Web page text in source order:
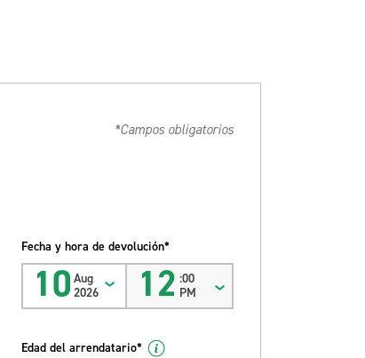
*Campos obligatorios
Fecha y hora de devolución*
10 Aug
2026
12 :00
PM
Edad del arrendatario*